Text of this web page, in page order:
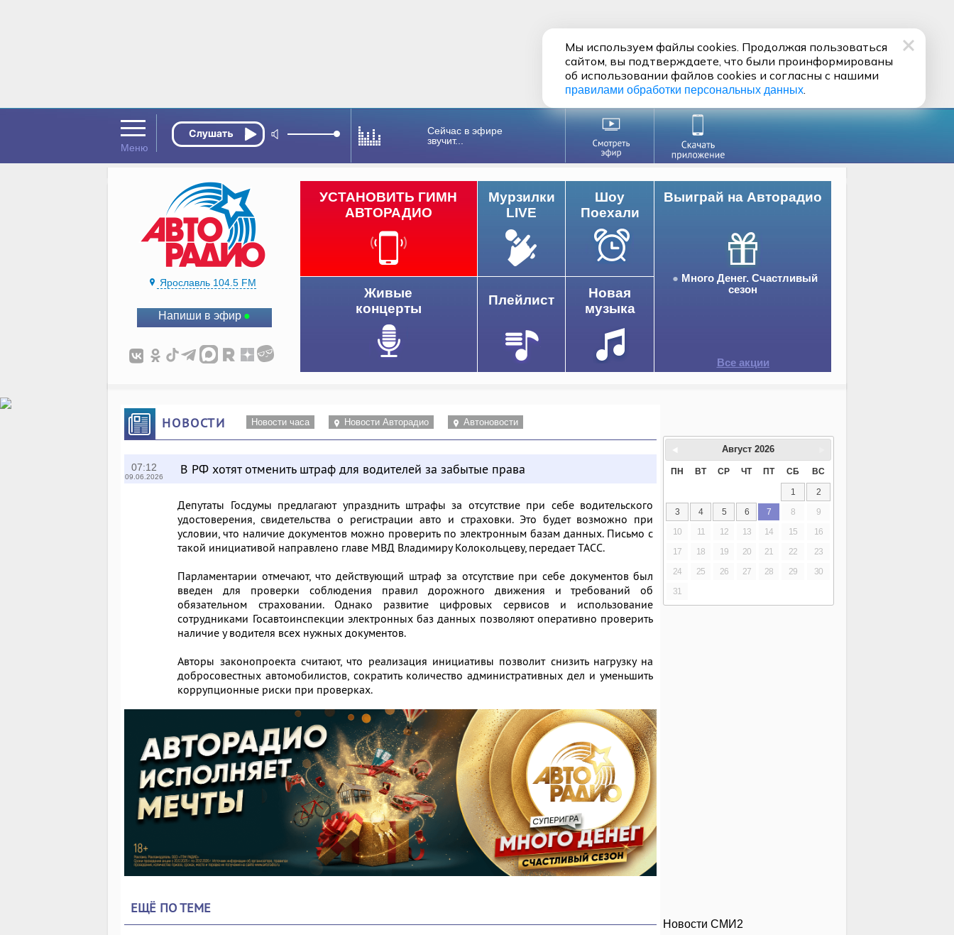
Сейчас в эфире
звучит...
Ярославль 104.5 FM
Напиши в эфир
Выиграй на Авторадио
Много Денег. Счастливый
сезон
Все акции
УСТАНОВИТЬ ГИМН
АВТОРАДИО
Мурзилки
LIVE
Шоу
Поехали
Живые
концерты
Плейлист
Новая
музыка
НОВОСТИ Новости часа Новости Авторадио Автоновости
07:12
09.06.2026 В РФ хотят отменить штраф для водителей за забытые права
Депутаты Госдумы предлагают упразднить штрафы за отсутствие при себе водительского
удостоверения, свидетельства о регистрации авто и страховки. Это будет возможно при
условии, что наличие документов можно проверить по электронным базам данных. Письмо с
такой инициативой направлено главе МВД Владимиру Колокольцеву, передает ТАСС.
Парламентарии отмечают, что действующий штраф за отсутствие при себе документов был
введен для проверки соблюдения правил дорожного движения и требований об
обязательном страховании. Однако развитие цифровых сервисов и использование
сотрудниками Госавтоинспекции электронных баз данных позволяют оперативно проверить
наличие у водителя всех нужных документов.
Авторы законопроекта считают, что реализация инициативы позволит снизить нагрузку на
добросовестных автомобилистов, сократить количество административных дел и уменьшить
коррупционные риски при проверках.
ЕЩЁ ПО ТЕМЕ
Август 2026
ПН ВТ СР ЧТ ПТ СБ ВС
1
2
3
4 5 6 7 8
9
10
11 12 13 14 15
16
17
18 19 20 21 22
23
24
25 26 27 28 29
30
31
Новости СМИ2
Мы используем файлы cookies. Продолжая пользоваться
сайтом, вы подтверждаете, что были проинформированы
об использовании файлов cookies и согласны с нашими
правилами обработки персональных данных.